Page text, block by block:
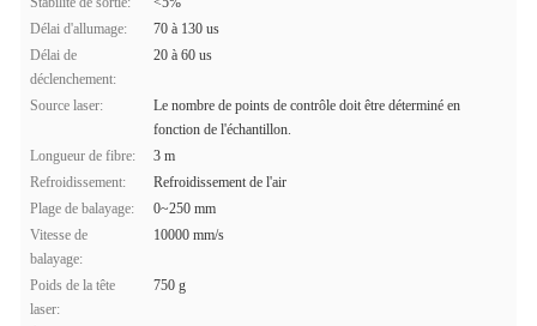
Délai d'allumage:
70 à 130 us
Délai de
déclenchement:
20 à 60 us
Source laser:
Le nombre de points de contrôle doit être déterminé en
fonction de l'échantillon.
Longueur de fibre:
3 m
Refroidissement:
Refroidissement de l'air
Plage de balayage:
0~250 mm
Vitesse de
balayage:
10000 mm/s
Poids de la tête
laser:
750 g